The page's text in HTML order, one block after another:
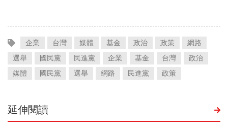
企業 台灣 媒體 基金 政治 政策
網路
選舉
國民黨 民進黨 企業 基金 台灣
政治
媒體
國民黨 選舉 網路 民進黨 政策
延伸閱讀